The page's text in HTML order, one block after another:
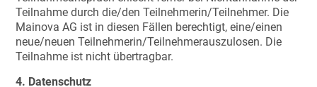
Teilnahme durch die/den Teilnehmerin/Teilnehmer. Die
Mainova AG ist in diesen Fällen berechtigt, eine/einen
neue/neuen Teilnehmerin/Teilnehmerauszulosen. Die
Teilnahme ist nicht übertragbar.
4. Datenschutz